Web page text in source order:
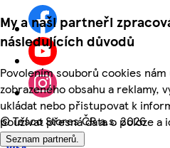
My a naši partneři
následujících důvodů
Povolením souborů cookies
zobrazeného obsahu a reklamy,
ukládat nebo přistupovat k
používat přesná data o poloze a
Seznam partnerů.
©Tesco Stores ČR a.s. 2026